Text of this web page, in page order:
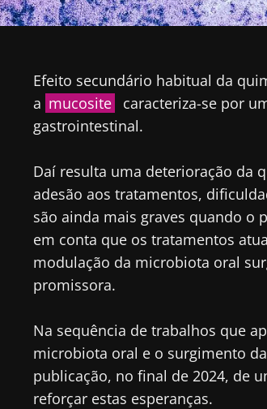
Facebook
TwitterLinkedIn
Mail
Efeito secundário habitual da
a mucosite
caracteriza-se por
gastrointestinal.
Daí resulta uma deterioração da
adesão aos tratamentos,
são ainda mais graves quando o
em conta que os tratamentos
modulação da microbiota oral
promissora.
Na sequência de trabalhos que
microbiota oral e o surgimento
publicação, no final de 2024, de
reforçar estas esperanças.